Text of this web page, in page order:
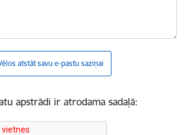
atstāt savu e-pastu saziņai
apstrādi ir atrodama sadaļā: